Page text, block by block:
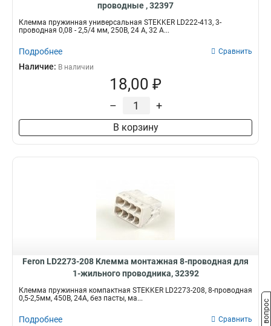
проводные , 32397
Клемма пружинная универсальная STEKKER LD222-413, 3-
проводная 0,08 - 2,5/4 мм, 250В, 24 A, 32 A...
Подробнее Сравнить
Наличие: В наличии
18,00 ₽
– +
В корзину
Feron LD2273-208 Клемма монтажная 8-проводная для
1-жильного проводника, 32392
Клемма пружинная компактная STEKKER LD2273-208, 8-проводная
0,5-2,5мм, 450В, 24A, без пасты, ма...
Подробнее Сравнить